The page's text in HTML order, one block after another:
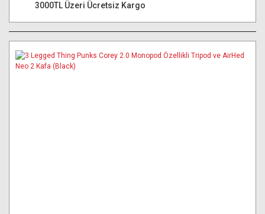
3000TL Üzeri Ücretsiz Kargo